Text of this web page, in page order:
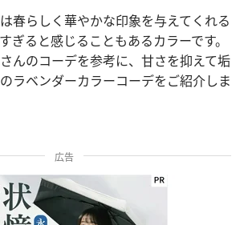
春らしく華やかな印象を与えてくれる
ぎると感じることもあるカラーです。
んのコーデを参考に、甘さを抑えて垢
ラベンダーカラーコーデをご紹介しま
広告